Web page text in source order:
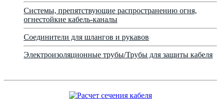
Системы, препятствующие распространению огня,
огнестойкие кабель-каналы
Соединители для шлангов и рукавов
Электроизоляционные трубы/Трубы для защиты кабеля